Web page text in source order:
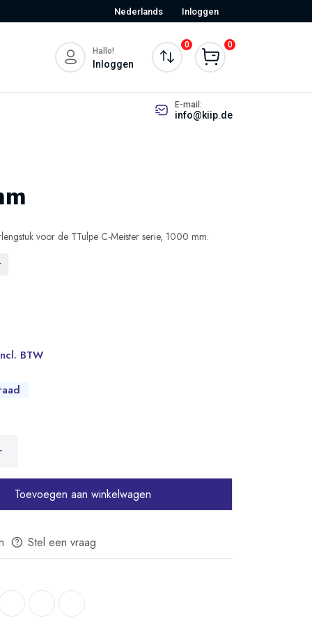
Nederlands Inloggen
Hallo!
Inloggen
0 0
E-mail:
info@kiip.de
voor de TTulpe C-Meister serie, 1000 mm.
BTW
Toevoegen aan winkelwagen
Stel een vraag